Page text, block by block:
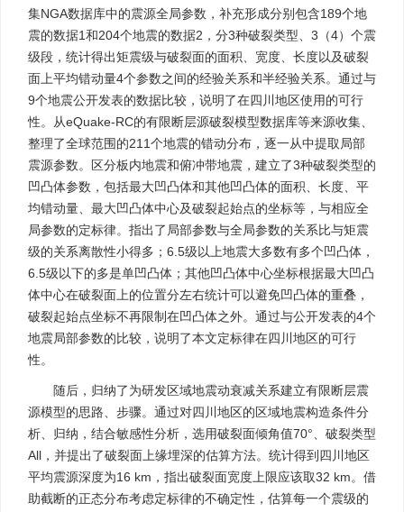
集NGA数据库中的震源全局参数，补充形成分别包含189个地
震的数据1和204个地震的数据2，分3种破裂类型、3（4）个震
级段，统计得出矩震级与破裂面的面积、宽度、长度以及破裂
面上平均错动量4个参数之间的经验关系和半经验关系。通过与
9个地震公开发表的数据比较，说明了在四川地区使用的可行
性。从eQuake-RC的有限断层源破裂模型数据库等来源收集、
整理了全球范围的211个地震的错动分布，逐一从中提取局部
震源参数。区分板内地震和俯冲带地震，建立了3种破裂类型的
凹凸体参数，包括最大凹凸体和其他凹凸体的面积、长度、平
均错动量、最大凹凸体中心及破裂起始点的坐标等，与相应全
局参数的定标律。指出了局部参数与全局参数的关系比与矩震
级的关系离散性小得多；6.5级以上地震大多数有多个凹凸体，
6.5级以下的多是单凹凸体；其他凹凸体中心坐标根据最大凹凸
体中心在破裂面上的位置分左右统计可以避免凹凸体的重叠，
破裂起始点坐标不再限制在凹凸体之外。通过与公开发表的4个
地震局部参数的比较，说明了本文定标律在四川地区的可行
性。
随后，归纳了为研发区域地震动衰减关系建立有限断层震
源模型的思路、步骤。通过对四川地区的区域地震构造条件分
析、归纳，结合敏感性分析，选用破裂面倾角值70°、破裂类型
All，并提出了破裂面上缘埋深的估算方法。统计得到四川地区
平均震源深度为16 km，指出破裂面宽度上限应该取32 km。借
助截断的正态分布考虑定标律的不确定性，估算每一个震级的